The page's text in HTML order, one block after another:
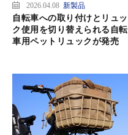
2026.04.08 新製品
自転車への取り付けとリュッ
ク使用を切り替えられる自転
車用ペットリュックが発売